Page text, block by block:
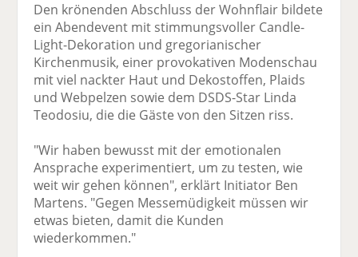
Den krönenden Abschluss der Wohnflair bildete
ein Abendevent mit stimmungsvoller Candle-
Light-Dekoration und gregorianischer
Kirchenmusik, einer provokativen Modenschau
mit viel nackter Haut und Dekostoffen, Plaids
und Webpelzen sowie dem DSDS-Star Linda
Teodosiu, die die Gäste von den Sitzen riss.
"Wir haben bewusst mit der emotionalen
Ansprache experimentiert, um zu testen, wie
weit wir gehen können", erklärt Initiator Ben
Martens. "Gegen Messemüdigkeit müssen wir
etwas bieten, damit die Kunden
wiederkommen."